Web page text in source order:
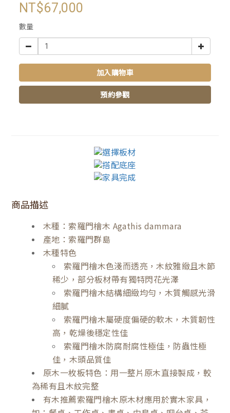
NT$67,000
數量
加入購物車
預約參觀
商品描述
木種：索羅門檜木 Agathis dammara
產地：索羅門群島
木種特色
索羅門檜木色淺而透亮，木紋雅緻且木節
稀少，部分板材帶有獨特閃花光澤
索羅門檜木結構細緻均勻，木質觸感光滑
細膩
索羅門檜木屬硬度偏硬的軟木，木質韌性
高，乾燥後穩定性佳
索羅門檜木防腐耐腐性極佳，防蟲性極
佳，木頭品質佳
原木一枚板特色：用一整片原木直接製成，較
為稀有且木紋完整
有木推薦索羅門檜木原木材應用於實木家具，